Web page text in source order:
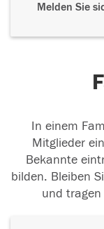
Melden Sie
In einem
Mitglieder
Bekannte
bilden. Bleiben
und tragen